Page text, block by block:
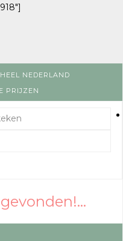
NEDERLAND
PRIJZEN